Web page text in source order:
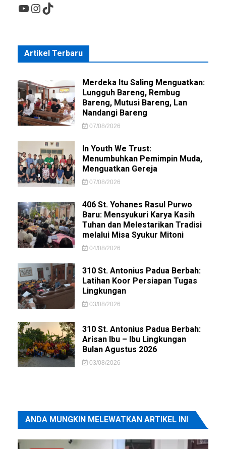
YouTube
Instagram
TikTok
Artikel Terbaru
Merdeka Itu Saling Menguatkan:
Lungguh Bareng, Rembug
Bareng, Mutusi Bareng, Lan
Nandangi Bareng
07/08/2026
In Youth We Trust:
Menumbuhkan Pemimpin Muda,
Menguatkan Gereja
07/08/2026
406 St. Yohanes Rasul Purwo
Baru: Mensyukuri Karya Kasih
Tuhan dan Melestarikan Tradisi
melalui Misa Syukur Mitoni
04/08/2026
310 St. Antonius Padua Berbah:
Latihan Koor Persiapan Tugas
Lingkungan
03/08/2026
310 St. Antonius Padua Berbah:
Arisan Ibu – Ibu Lingkungan
Bulan Agustus 2026
03/08/2026
ANDA MUNGKIN MELEWATKAN ARTIKEL INI